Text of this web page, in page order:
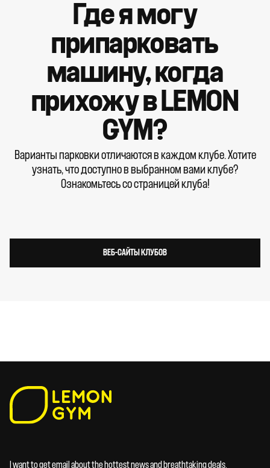
Где я могу
припарковать
машину, когда
прихожу в LEMON
GYM?
Варианты парковки отличаются в каждом клубе. Хотите
узнать, что доступно в выбранном вами клубе?
Ознакомьтесь со страницей клуба!
ВЕБ-САЙТЫ КЛУБОВ
I want to get email about the hottest news and breathtaking deals.